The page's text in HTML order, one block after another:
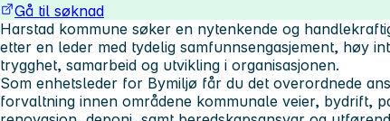
Gå til søknad
Harstad kommune søker en nytenkende og
etter en leder med tydelig samfunnsengasjement, høy
trygghet, samarbeid og utvikling i organisasjonen.
Som enhetsleder for Bymiljø får du det overordnede
forvaltning innen områdene kommunale veier, bydrift,